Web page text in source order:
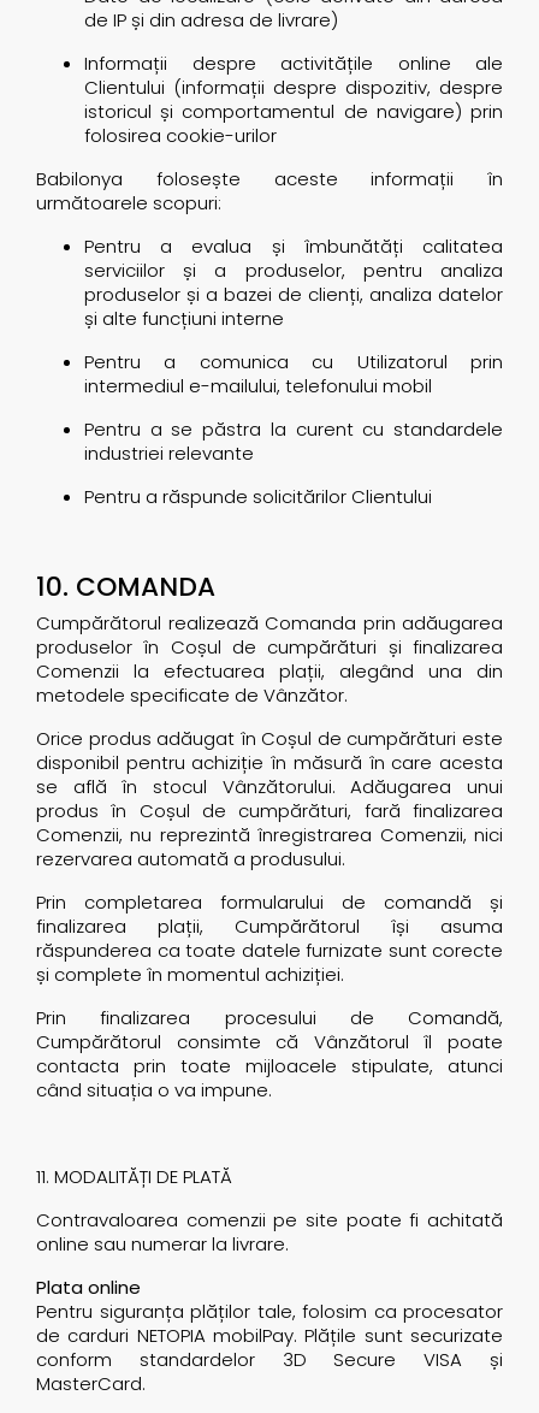
de IP și din adresa de livrare)
Informații despre activitățile online ale
Clientului (informații despre dispozitiv, despre
istoricul și comportamentul de navigare) prin
folosirea cookie-urilor
Babilonya folosește aceste informații în
următoarele scopuri:
Pentru a evalua și îmbunătăți calitatea
serviciilor și a produselor, pentru analiza
produselor și a bazei de clienți, analiza datelor
și alte funcțiuni interne
Pentru a comunica cu Utilizatorul prin
intermediul e-mailului, telefonului mobil
Pentru a se păstra la curent cu standardele
industriei relevante
Pentru a răspunde solicitărilor Clientului
10. COMANDA
Cumpărătorul realizează Comanda prin adăugarea
produselor în Coșul de cumpărături și finalizarea
Comenzii la efectuarea plații, alegând una din
metodele specificate de Vânzător.
Orice produs adăugat în Coșul de cumpărături este
disponibil pentru achiziție în măsură în care acesta
se află în stocul Vânzătorului. Adăugarea unui
produs în Coșul de cumpărături, fară finalizarea
Comenzii, nu reprezintă înregistrarea Comenzii, nici
rezervarea automată a produsului.
Prin completarea formularului de comandă și
finalizarea plații, Cumpărătorul își asuma
răspunderea ca toate datele furnizate sunt corecte
și complete în momentul achiziției.
Prin finalizarea procesului de Comandă,
Cumpărătorul consimte că Vânzătorul îl poate
contacta prin toate mijloacele stipulate, atunci
când situația o va impune.
11. MODALITĂȚI DE PLATĂ
Contravaloarea comenzii pe site poate fi achitată
online sau numerar la livrare.
Plata online
Pentru siguranța plăților tale, folosim ca procesator
de carduri NETOPIA mobilPay. Plățile sunt securizate
conform standardelor 3D Secure VISA și
MasterCard.